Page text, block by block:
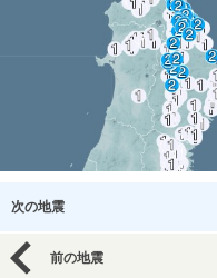
次の地震
前の地震